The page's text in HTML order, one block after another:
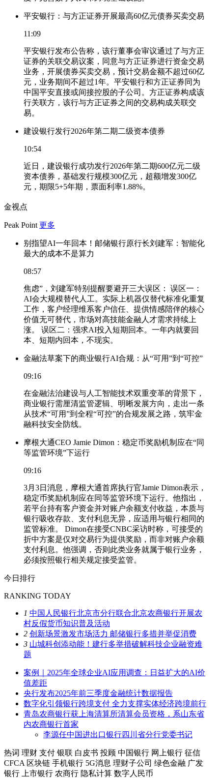
平安银行：与方正证券开展最高60亿元债券买卖交易
11:09
平安银行发布公告称，该行董事会审议通过了与方正
证券的关联交易议案，同意与方正证券进行资金交易
业务，开展债券买卖交易，预计交易金额不超过60亿
元，业务期间不超过1年。平安银行和方正证券同为
中国平安直接或间接控股的子公司。方正证券构成该
行关联方，该行与方正证券之间的交易构成关联交
易。
建设银行发行2026年第二期二级资本债券
10:54
近日，建设银行成功发行2026年第二期600亿元二级
资本债券，基础发行规模300亿元，超额增发300亿
元，期限5+5年期，票面利率1.88%。
金视点
Peak Point 更多
别指望AI一年回本！邮储银行原行长刘建军：智能化
最大的成本不是算力
08:57
焦虑”，刘建军特别提醒要避开三大误区： 误区一：
AI会大规模替代人工。实际上机器仅替代标准化重复
工作，客户经理维系客户信任、提供情感陪伴的核心
价值无可替代，市场对高技能金融人才需求持续上
涨。 误区二：强求AI投入短期回本。一年内就要回
本、短期内回本，不现实。
金融法草案下的商业银行AI合规：从“可用”到“可控”
09:16
在金融法治建设与人工智能技术双重变革的背景下，
商业银行需厘清监管逻辑、明晰发展方向，走出一条
从技术“可用”到全程“可控”的合规发展之路，筑牢金
融科技安全防线。
摩根大通CEO Jamie Dimon：稳定币奖励机制应在“同
等监管环境”下运行
09:16
3月3日消息，摩根大通首席执行官Jamie Dimon表示，
稳定币奖励机制应在同等监管环境下运行。他指出，
若平台持有客户资金并对账户余额支付收益，本质与
银行吸收存款、支付利息无异，应适用与银行相同的
监管标准。 Dimon在接受CNBC采访时称，可接受的
折中方案是仅对交易行为提供奖励，而非对账户余额
支付利息。他强调，否则此类业务就属于银行业务，
必须按照银行相关规定接受监管。
今日排行
RANKING TODAY
1 中国人民银行北京市分行联合北京农商银行开展农
村反假货币知识普及活动
2 创新场景激发市场活力 邮储银行多措并举促消费
3 山城科创添动能！建行多举措破解科技企业融资难
题
案例｜2025年全球企业AI应用调查：日益扩大的AI价
值差距
央行发布2025年前三季度金融统计数据报告
数字化引领银行跨境支付 全力支撑实体经济跨境前行
青岛农商银行获上海清算所清算会员资格，系山东省
内农商银行首家
李源任中国进出口银行四川省分行党委书记
热词 理财 支付 银联 白皮书 投顾 中国银行 网上银行 征信
CFCA 区块链 手机银行 5G消息 理财子公司 绿色金融 广发
银行
上市银行 农商行 隐私计算 数字人民币